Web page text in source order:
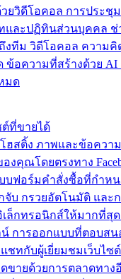
ยวิดีโอคอล การประชุ
ละปฏิทินส่วนบุคคล ช่
งทีม วิดีโอคอล ความคิ
ข้อความที่สร้างด้วย
มด
ต์ที่ขายได้
ฮสติ้ง ภาพและข้อควา
ณโดยตรงทาง
บฟอร์มคำสั่งซื้อที่กำห
บ กรวยอัตโนมัติ และก
ล็กทรอนิกส์ให้มากที่สุ
น์ การออกแบบที่ตอบสน
แชทกับผู้เยี่ยมชมเว็บ
ขายด้วยการตลาดทาง